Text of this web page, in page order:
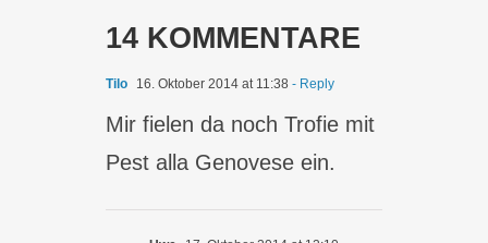
14 KOMMENTARE
Tilo 16. Oktober 2014 at 11:38 - Reply
Mir fielen da noch Trofie mit
Pest alla Genovese ein.